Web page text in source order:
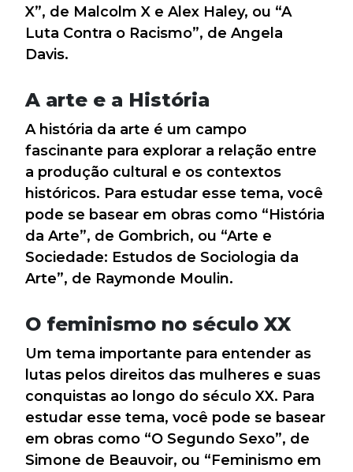
X”, de Malcolm X e Alex Haley, ou “A
Luta Contra o Racismo”, de Angela
Davis.
A arte e a História
A história da arte é um campo
fascinante para explorar a relação entre
a produção cultural e os contextos
históricos. Para estudar esse tema, você
pode se basear em obras como “História
da Arte”, de Gombrich, ou “Arte e
Sociedade: Estudos de Sociologia da
Arte”, de Raymonde Moulin.
O feminismo no século XX
Um tema importante para entender as
lutas pelos direitos das mulheres e suas
conquistas ao longo do século XX. Para
estudar esse tema, você pode se basear
em obras como “O Segundo Sexo”, de
Simone de Beauvoir, ou “Feminismo em